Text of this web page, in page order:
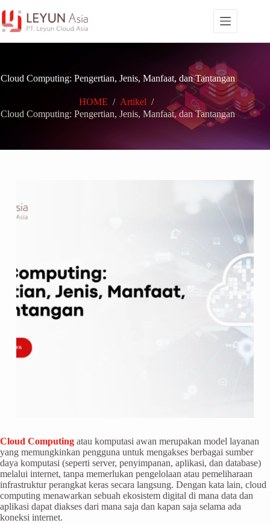
to
content
Cloud Computing: Pengertian, Jenis, Manfaat, dan Tantangan
HOME / Artikel /
Cloud Computing: Pengertian, Jenis, Manfaat, dan Tantangan
Cloud Computing atau komputasi awan merupakan model layanan
yang memungkinkan pengguna untuk mengakses berbagai sumber
daya komputasi (seperti server, penyimpanan, aplikasi, dan database)
melalui internet, tanpa memerlukan pengelolaan atau pemeliharaan
infrastruktur perangkat keras secara langsung. Dengan kata lain, cloud
computing menawarkan sebuah ekosistem digital di mana data dan
aplikasi dapat diakses dari mana saja dan kapan saja selama ada
koneksi internet.